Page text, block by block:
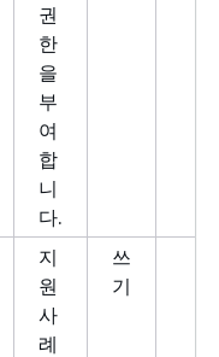
권
한
을
부
여
합
니
다.
지
원
사
례
쓰
기